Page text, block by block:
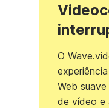
O
Web
de vídeo e